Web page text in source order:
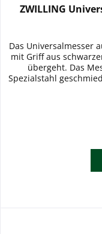
ZWILLING
Das Universalmesser
mit Griff aus
übergeht. Das
Spezialstahl